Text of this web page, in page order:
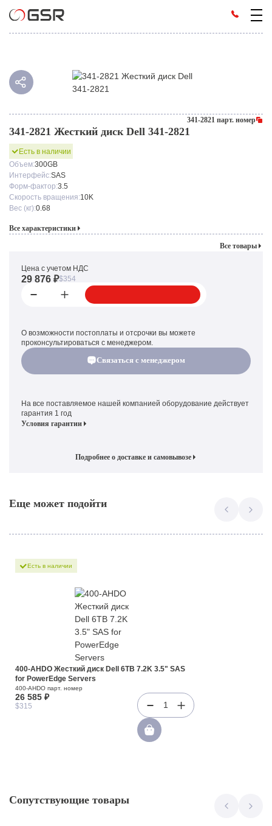
341-2821 парт. номер
341-2821 Жесткий диск Dell 341-2821
Есть в наличии
Объем:300GB
Интерфейс:SAS
Форм-фактор:3.5
Скорость вращения:10K
Вес (кг):0.68
Все характеристики
Все товары
Цена с учетом НДС
29 876 ₽$354
О возможности постоплаты и отсрочки вы можете
проконсультироваться с менеджером.
Связаться с менеджером
На все поставляемое нашей компанией оборудование действует
гарантия 1 год
Условия гарантии
Подробнее о доставке и самовывозе
Еще может подойти
Есть в наличии
400-AHDO Жесткий диск Dell 6TB 7.2K 3.5" SAS
for PowerEdge Servers
400-AHDO парт. номер
26 585 ₽
$315 1
Сопутствующие товары